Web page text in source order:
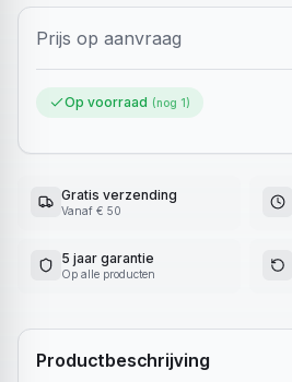
Prijs op aanvraag
Op voorraad (nog 1)
Gratis verzending
Vanaf € 50
5 jaar garantie
Op alle producten
Productbeschrijving